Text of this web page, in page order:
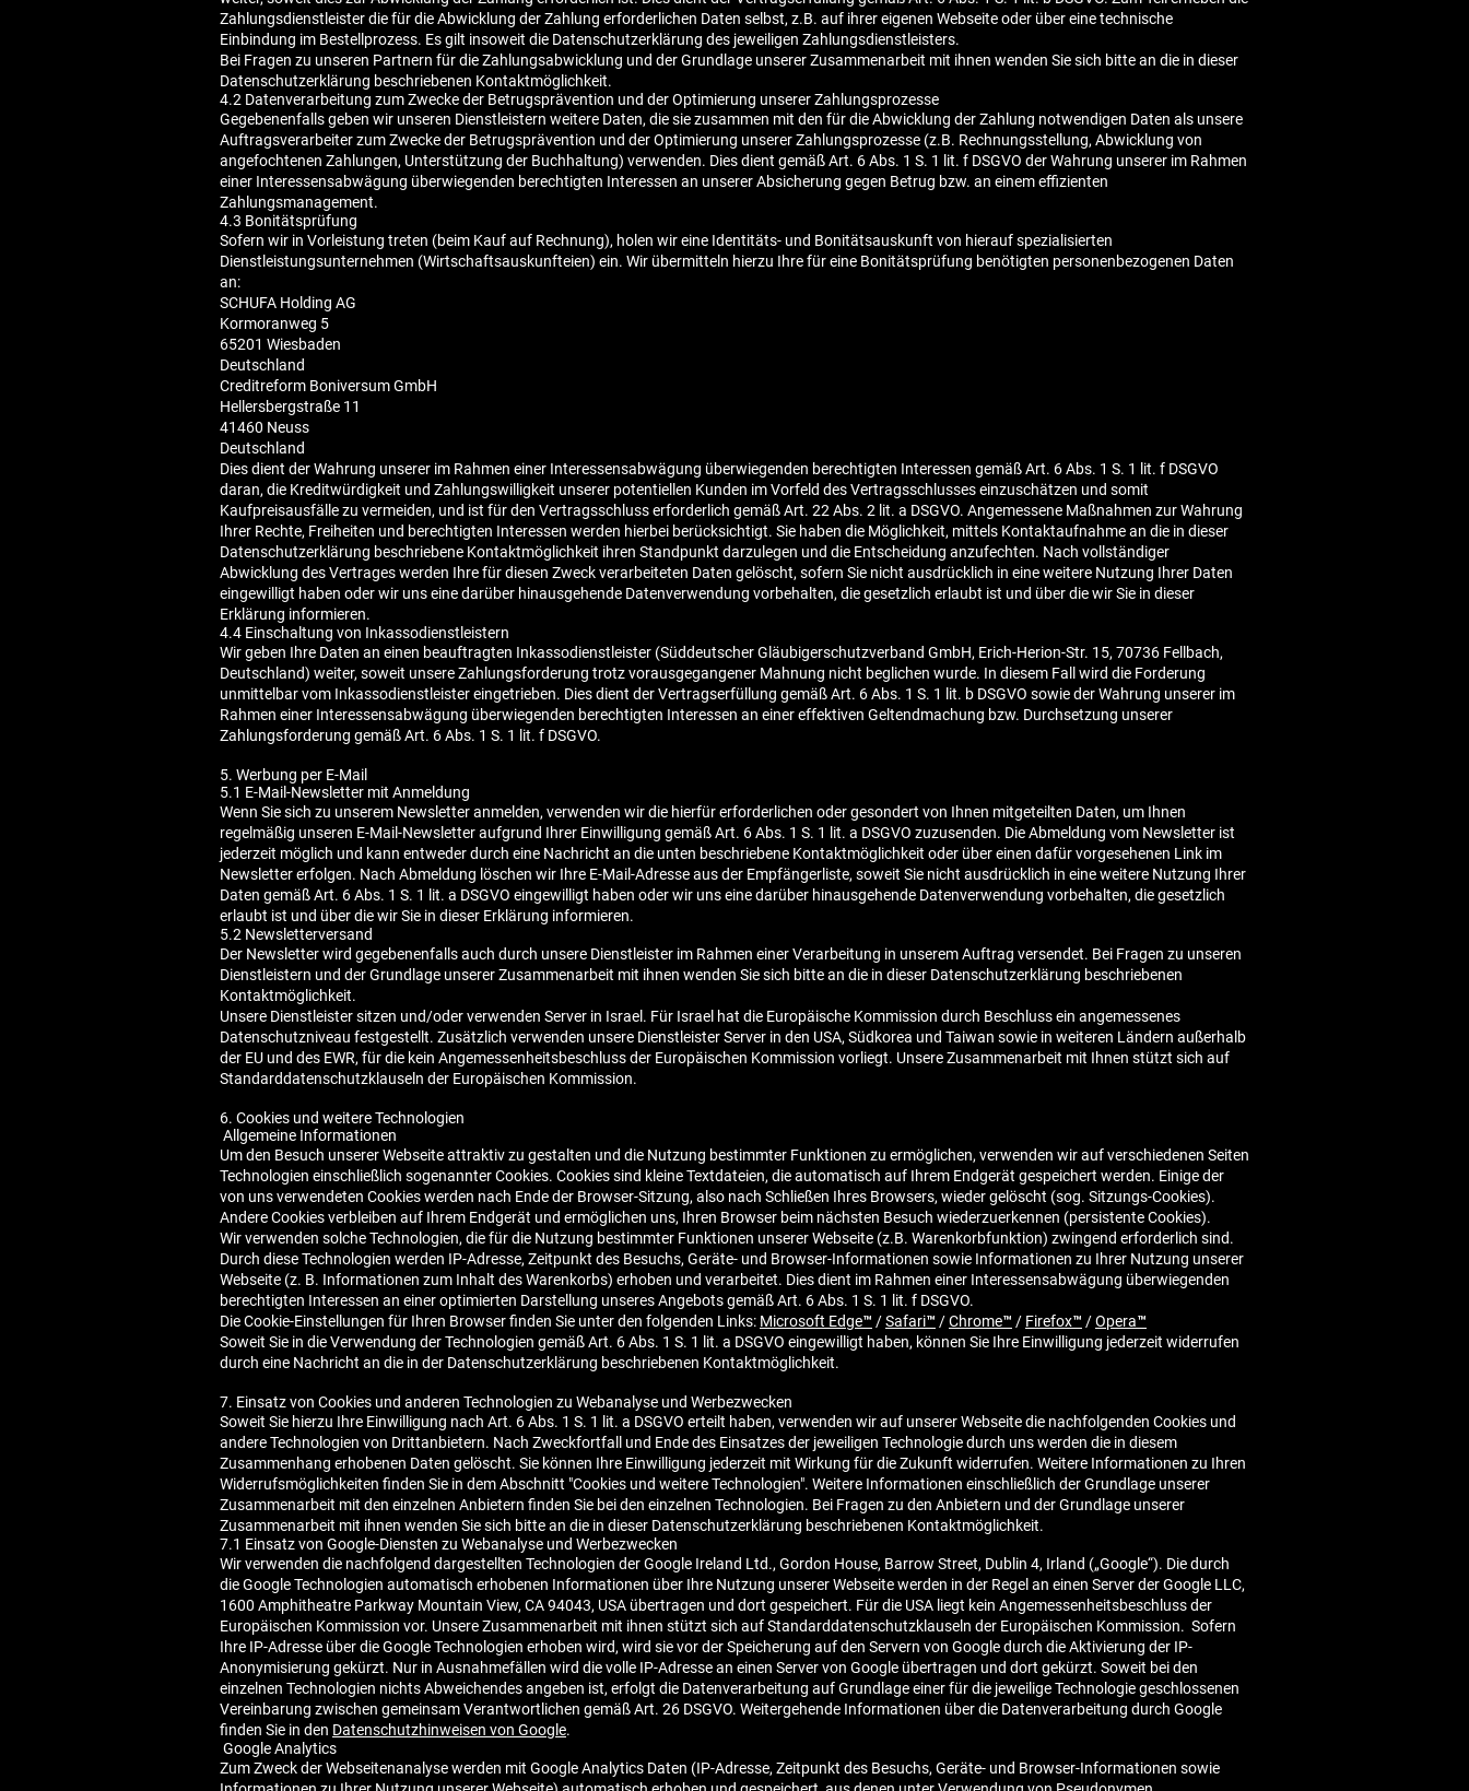
Zahlungsdienstleister die für die Abwicklung der Zahlung erforderlichen Daten selbst, z.B. auf ihrer eigenen Webseite oder über eine technische
Einbindung im Bestellprozess. Es gilt insoweit die Datenschutzerklärung des jeweiligen Zahlungsdienstleisters.
Bei Fragen zu unseren Partnern für die Zahlungsabwicklung und der Grundlage unserer Zusammenarbeit mit ihnen wenden Sie sich bitte an die in dieser
Datenschutzerklärung beschriebenen Kontaktmöglichkeit.
4.2 Datenverarbeitung zum Zwecke der Betrugsprävention und der Optimierung unserer Zahlungsprozesse
Gegebenenfalls geben wir unseren Dienstleistern weitere Daten, die sie zusammen mit den für die Abwicklung der Zahlung notwendigen Daten als unsere
Auftragsverarbeiter zum Zwecke der Betrugsprävention und der Optimierung unserer Zahlungsprozesse (z.B. Rechnungsstellung, Abwicklung von
angefochtenen Zahlungen, Unterstützung der Buchhaltung) verwenden. Dies dient gemäß Art. 6 Abs. 1 S. 1 lit. f DSGVO der Wahrung unserer im Rahmen
einer Interessensabwägung überwiegenden berechtigten Interessen an unserer Absicherung gegen Betrug bzw. an einem effizienten
Zahlungsmanagement.
4.3 Bonitätsprüfung
Sofern wir in Vorleistung treten (beim Kauf auf Rechnung), holen wir eine Identitäts- und Bonitätsauskunft von hierauf spezialisierten
Dienstleistungsunternehmen (Wirtschaftsauskunfteien) ein. Wir übermitteln hierzu Ihre für eine Bonitätsprüfung benötigten personenbezogenen Daten
an:
SCHUFA Holding AG
Kormoranweg 5
65201 Wiesbaden
​​​​​​​Deutschland
Creditreform Boniversum GmbH
Hellersbergstraße 11
41460 Neuss
Deutschland
Dies dient der Wahrung unserer im Rahmen einer Interessensabwägung überwiegenden berechtigten Interessen gemäß Art. 6 Abs. 1 S. 1 lit. f DSGVO
daran, die Kreditwürdigkeit und Zahlungswilligkeit unserer potentiellen Kunden im Vorfeld des Vertragsschlusses einzuschätzen und somit
Kaufpreisausfälle zu vermeiden, und ist für den Vertragsschluss erforderlich gemäß Art. 22 Abs. 2 lit. a DSGVO. Angemessene Maßnahmen zur Wahrung
Ihrer Rechte, Freiheiten und berechtigten Interessen werden hierbei berücksichtigt. Sie haben die Möglichkeit, mittels Kontaktaufnahme an die in dieser
Datenschutzerklärung beschriebene Kontaktmöglichkeit ihren Standpunkt darzulegen und die Entscheidung anzufechten. Nach vollständiger
Abwicklung des Vertrages werden Ihre für diesen Zweck verarbeiteten Daten gelöscht, sofern Sie nicht ausdrücklich in eine weitere Nutzung Ihrer Daten
eingewilligt haben oder wir uns eine darüber hinausgehende Datenverwendung vorbehalten, die gesetzlich erlaubt ist und über die wir Sie in dieser
Erklärung informieren.
4.4 Einschaltung von Inkassodienstleistern
Wir geben Ihre Daten an einen beauftragten Inkassodienstleister (Süddeutscher Gläubigerschutzverband GmbH, Erich-Herion-Str. 15, 70736 Fellbach,
Deutschland) weiter, soweit unsere Zahlungsforderung trotz vorausgegangener Mahnung nicht beglichen wurde. In diesem Fall wird die Forderung
unmittelbar vom Inkassodienstleister eingetrieben. Dies dient der Vertragserfüllung gemäß Art. 6 Abs. 1 S. 1 lit. b DSGVO sowie der Wahrung unserer im
Rahmen einer Interessensabwägung überwiegenden berechtigten Interessen an einer effektiven Geltendmachung bzw. Durchsetzung unserer
Zahlungsforderung gemäß Art. 6 Abs. 1 S. 1 lit. f DSGVO.
5. Werbung per E-Mail
5.1 E-Mail-Newsletter mit Anmeldung
Wenn Sie sich zu unserem Newsletter anmelden, verwenden wir die hierfür erforderlichen oder gesondert von Ihnen mitgeteilten Daten, um Ihnen
regelmäßig unseren E-Mail-Newsletter aufgrund Ihrer Einwilligung gemäß Art. 6 Abs. 1 S. 1 lit. a DSGVO zuzusenden. Die Abmeldung vom Newsletter ist
jederzeit möglich und kann entweder durch eine Nachricht an die unten beschriebene Kontaktmöglichkeit oder über einen dafür vorgesehenen Link im
Newsletter erfolgen. Nach Abmeldung löschen wir Ihre E-Mail-Adresse aus der Empfängerliste, soweit Sie nicht ausdrücklich in eine weitere Nutzung Ihrer
Daten gemäß Art. 6 Abs. 1 S. 1 lit. a DSGVO eingewilligt haben oder wir uns eine darüber hinausgehende Datenverwendung vorbehalten, die gesetzlich
erlaubt ist und über die wir Sie in dieser Erklärung informieren.
5.2 Newsletterversand
Der Newsletter wird gegebenenfalls auch durch unsere Dienstleister im Rahmen einer Verarbeitung in unserem Auftrag versendet. Bei Fragen zu unseren
Dienstleistern und der Grundlage unserer Zusammenarbeit mit ihnen wenden Sie sich bitte an die in dieser Datenschutzerklärung beschriebenen
Kontaktmöglichkeit.
Unsere Dienstleister sitzen und/oder verwenden Server in Israel. Für Israel hat die Europäische Kommission durch Beschluss ein angemessenes
Datenschutzniveau festgestellt. Zusätzlich verwenden unsere Dienstleister Server in den USA, Südkorea und Taiwan sowie in weiteren Ländern außerhalb
der EU und des EWR, für die kein Angemessenheitsbeschluss der Europäischen Kommission vorliegt. Unsere Zusammenarbeit mit Ihnen stützt sich auf
Standarddatenschutzklauseln der Europäischen Kommission.
6. Cookies und weitere Technologien
Allgemeine Informationen
Um den Besuch unserer Webseite attraktiv zu gestalten und die Nutzung bestimmter Funktionen zu ermöglichen, verwenden wir auf verschiedenen Seiten
Technologien einschließlich sogenannter Cookies. Cookies sind kleine Textdateien, die automatisch auf Ihrem Endgerät gespeichert werden. Einige der
von uns verwendeten Cookies werden nach Ende der Browser-Sitzung, also nach Schließen Ihres Browsers, wieder gelöscht (sog. Sitzungs-Cookies).
Andere Cookies verbleiben auf Ihrem Endgerät und ermöglichen uns, Ihren Browser beim nächsten Besuch wiederzuerkennen (persistente Cookies).
Wir verwenden solche Technologien, die für die Nutzung bestimmter Funktionen unserer Webseite (z.B. Warenkorbfunktion) zwingend erforderlich sind.
Durch diese Technologien werden IP-Adresse, Zeitpunkt des Besuchs, Geräte- und Browser-Informationen sowie Informationen zu Ihrer Nutzung unserer
Webseite (z. B. Informationen zum Inhalt des Warenkorbs) erhoben und verarbeitet. Dies dient im Rahmen einer Interessensabwägung überwiegenden
berechtigten Interessen an einer optimierten Darstellung unseres Angebots gemäß Art. 6 Abs. 1 S. 1 lit. f DSGVO.
Die Cookie-Einstellungen für Ihren Browser finden Sie unter den folgenden Links: Microsoft Edge™ /Safari™ /Chrome™ / Firefox™ /Opera™
Soweit Sie in die Verwendung der Technologien gemäß Art. 6 Abs. 1 S. 1 lit. a DSGVO eingewilligt haben, können Sie Ihre Einwilligung jederzeit widerrufen
durch eine Nachricht an die in der Datenschutzerklärung beschriebenen Kontaktmöglichkeit.
7. Einsatz von Cookies und anderen Technologien zu Webanalyse und Werbezwecken
Soweit Sie hierzu Ihre Einwilligung nach Art. 6 Abs. 1 S. 1 lit. a DSGVO erteilt haben, verwenden wir auf unserer Webseite die nachfolgenden Cookies und
andere Technologien von Drittanbietern. Nach Zweckfortfall und Ende des Einsatzes der jeweiligen Technologie durch uns werden die in diesem
Zusammenhang erhobenen Daten gelöscht. Sie können Ihre Einwilligung jederzeit mit Wirkung für die Zukunft widerrufen. Weitere Informationen zu Ihren
Widerrufsmöglichkeiten finden Sie in dem Abschnitt "Cookies und weitere Technologien". Weitere Informationen einschließlich der Grundlage unserer
Zusammenarbeit mit den einzelnen Anbietern finden Sie bei den einzelnen Technologien. Bei Fragen zu den Anbietern und der Grundlage unserer
Zusammenarbeit mit ihnen wenden Sie sich bitte an die in dieser Datenschutzerklärung beschriebenen Kontaktmöglichkeit.
7.1 Einsatz von Google-Diensten zu Webanalyse und Werbezwecken
Wir verwenden die nachfolgend dargestellten Technologien der Google Ireland Ltd., Gordon House, Barrow Street, Dublin 4, Irland („Google“). Die durch
die Google Technologien automatisch erhobenen Informationen über Ihre Nutzung unserer Webseite werden in der Regel an einen Server der Google LLC,
1600 Amphitheatre Parkway Mountain View, CA 94043, USA übertragen und dort gespeichert. Für die USA liegt kein Angemessenheitsbeschluss der
Europäischen Kommission vor. Unsere Zusammenarbeit mit ihnen stützt sich auf Standarddatenschutzklauseln der Europäischen Kommission. Sofern
Ihre IP-Adresse über die Google Technologien erhoben wird, wird sie vor der Speicherung auf den Servern von Google durch die Aktivierung der IP-
Anonymisierung gekürzt. Nur in Ausnahmefällen wird die volle IP-Adresse an einen Server von Google übertragen und dort gekürzt. Soweit bei den
einzelnen Technologien nichts Abweichendes angeben ist, erfolgt die Datenverarbeitung auf Grundlage einer für die jeweilige Technologie geschlossenen
Vereinbarung zwischen gemeinsam Verantwortlichen gemäß Art. 26 DSGVO. Weitergehende Informationen über die Datenverarbeitung durch Google
finden Sie in den Datenschutzhinweisen von Google.
Google Analytics
Zum Zweck der Webseitenanalyse werden mit Google Analytics Daten (IP-Adresse, Zeitpunkt des Besuchs, Geräte- und Browser-Informationen sowie